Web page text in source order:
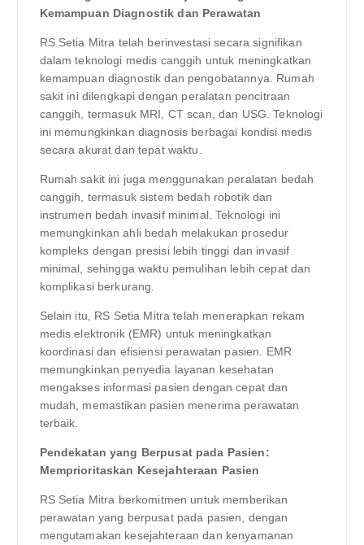
Kemampuan Diagnostik dan Perawatan
RS Setia Mitra telah berinvestasi secara signifikan
dalam teknologi medis canggih untuk meningkatkan
kemampuan diagnostik dan pengobatannya. Rumah
sakit ini dilengkapi dengan peralatan pencitraan
canggih, termasuk MRI, CT scan, dan USG. Teknologi
ini memungkinkan diagnosis berbagai kondisi medis
secara akurat dan tepat waktu.
Rumah sakit ini juga menggunakan peralatan bedah
canggih, termasuk sistem bedah robotik dan
instrumen bedah invasif minimal. Teknologi ini
memungkinkan ahli bedah melakukan prosedur
kompleks dengan presisi lebih tinggi dan invasif
minimal, sehingga waktu pemulihan lebih cepat dan
komplikasi berkurang.
Selain itu, RS Setia Mitra telah menerapkan rekam
medis elektronik (EMR) untuk meningkatkan
koordinasi dan efisiensi perawatan pasien. EMR
memungkinkan penyedia layanan kesehatan
mengakses informasi pasien dengan cepat dan
mudah, memastikan pasien menerima perawatan
terbaik.
Pendekatan yang Berpusat pada Pasien:
Memprioritaskan Kesejahteraan Pasien
RS Setia Mitra berkomitmen untuk memberikan
perawatan yang berpusat pada pasien, dengan
mengutamakan kesejahteraan dan kenyamanan